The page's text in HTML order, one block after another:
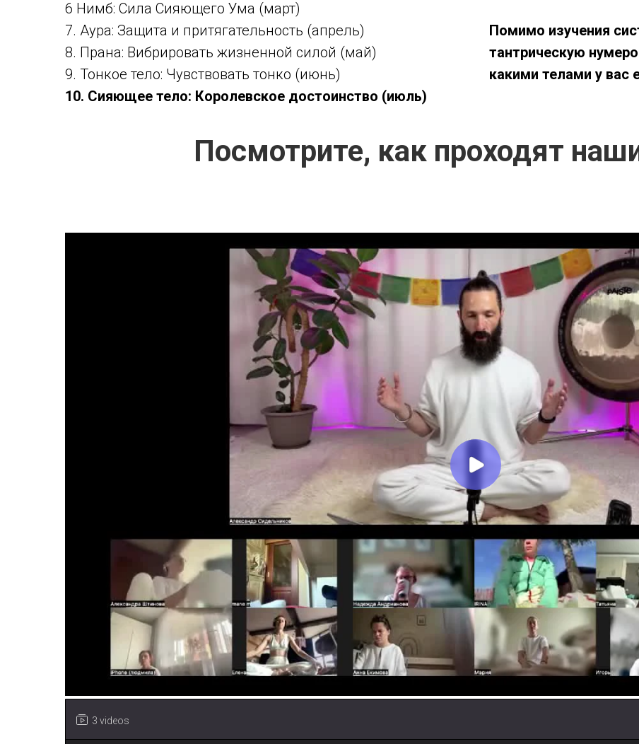
6 Нимб: Сила Сияющего Ума (март)
7. Аура: Защита и притягательность (апрель)
8. Прана: Вибрировать жизненной силой (май)
9. Тонкое тело: Чувствовать тонко (июнь)
10. Сияющее тело: Королевское достоинство (июль)
Помимо изучения
тантрическую
какими телами у вас
Посмотрите, как проходят
3 videos